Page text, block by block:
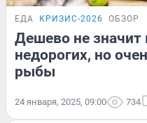
ЕДА КРИЗИС-2026 ОБЗОР
Дешево не значит
недорогих, но
рыбы
24 января, 2025, 09:00 734